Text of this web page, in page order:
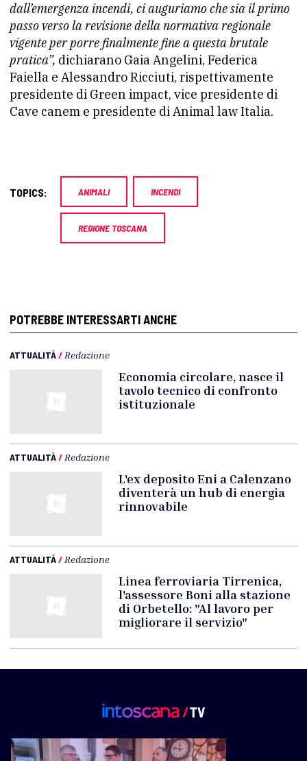
dall’emergenza incendi, ci auguriamo che sia il primo
passo verso la revisione della normativa regionale
vigente per porre finalmente fine a questa brutale
pratica”, dichiarano Gaia Angelini, Federica
Faiella e Alessandro Ricciuti, rispettivamente
presidente di Green impact, vice presidente di
Cave canem e presidente di Animal law Italia.
TOPICS: ANIMALI INCENDI
REGIONE TOSCANA
POTREBBE INTERESSARTI ANCHE
ATTUALITÀ/ Redazione
Economia circolare, nasce il
tavolo tecnico di confronto
istituzionale
ATTUALITÀ/ Redazione
L'ex deposito Eni a Calenzano
diventerà un hub di energia
rinnovabile
ATTUALITÀ/ Redazione
Linea ferroviaria Tirrenica,
l'assessore Boni alla stazione
di Orbetello: "Al lavoro per
migliorare il servizio"